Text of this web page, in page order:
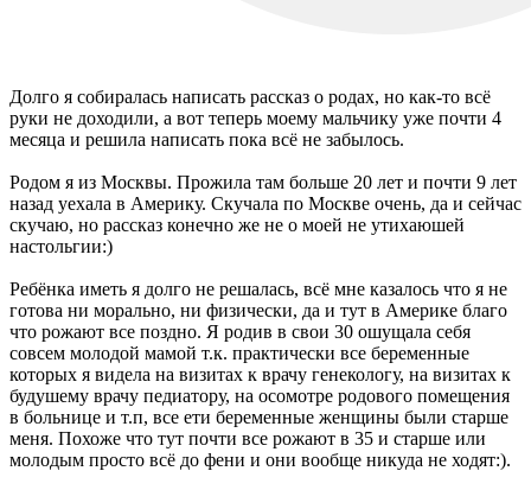
Долго я собиралась написать рассказ о родах, но как-то всё
руки не доходили, а вот теперь моему мальчику уже почти 4
месяца и решила написать пока всё не забылось.
Родом я из Москвы. Прожила там больше 20 лет и почти 9 лет
назад уехала в Америку. Скучала по Москве очень, да и сейчас
скучаю, но рассказ конечно же не о моей не утихаюшей
настольгии:)
Ребёнка иметь я долго не решалась, всё мне казалось что я не
готова ни морально, ни физически, да и тут в Америке благо
что рожают все поздно. Я родив в свои 30 ошущала себя
совсем молодой мамой т.к. практически все беременные
которых я видела на визитах к врачу генекологу, на визитах к
будушему врачу педиатору, на осомотре родового помещения
в больнице и т.п, все ети беременные женщины были старше
меня. Похоже что тут почти все рожают в 35 и старше или
молодым просто всё до фени и они вообще никуда не ходят:).